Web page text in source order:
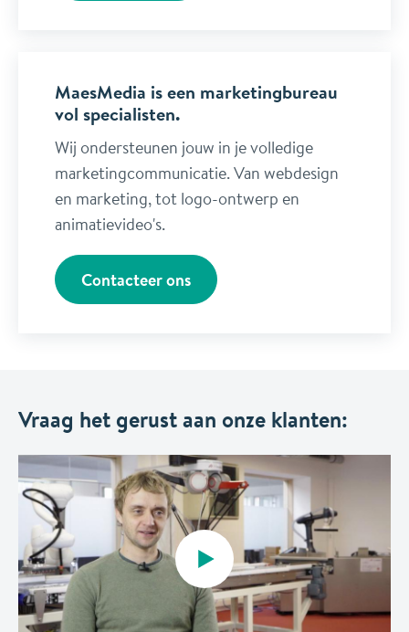
MaesMedia is een marketingbureau
vol specialisten.
Wij ondersteunen jouw in je volledige
marketingcommunicatie. Van webdesign
en marketing, tot logo-ontwerp en
animatievideo's.
Contacteer ons
Vraag het gerust aan onze klanten: